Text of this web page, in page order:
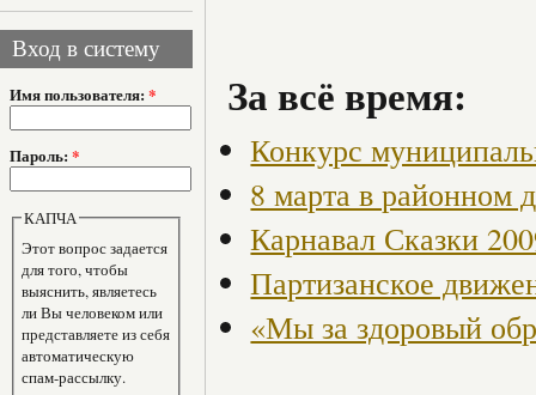
Вход в систему
Имя пользователя: *
Пароль: *
КАПЧА
Этот вопрос задается
для того, чтобы
выяснить, являетесь
ли Вы человеком или
представляете из себя
автоматическую
спам-рассылку.
За всё время:
Конкурс
8 марта в районном
Карнавал Сказки
Партизанское
«Мы за здоровый